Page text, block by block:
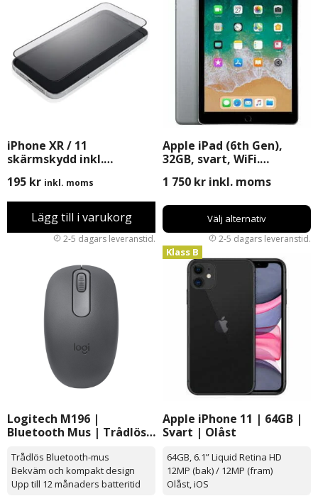
iPhone XR / 11
skärmskydd inkl.
195 kr inkl. moms
Lägg till i varukorg
Apple iPad (6th Gen),
32GB, svart, WiFi.
1 750 kr inkl. moms
Välj alternativ
Logitech M196 |
Bluetooth Mus | Trådlös |
Trådlös Bluetooth-mus
Bekväm och kompakt design
Upp till 12 månaders batteritid
Apple iPhone 11 | 64GB |
Svart | Olåst
Klass B
64GB, 6.1” Liquid Retina HD
12MP (bak) / 12MP (fram)
Olåst, iOS